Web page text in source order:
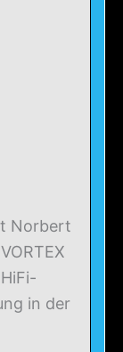
Norbert
in der